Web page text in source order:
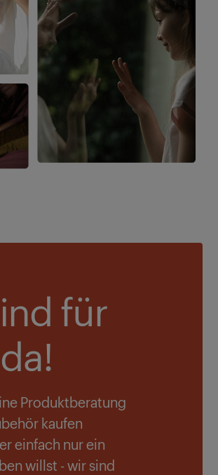
für
Produktberatung
kaufen
einfach nur ein
willst - wir sind